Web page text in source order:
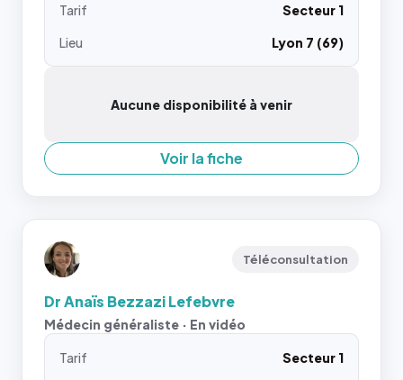
Tarif
Secteur 1
Lieu
Lyon 7 (69)
Aucune disponibilité à venir
Voir la fiche
Téléconsultation
Dr Anaïs Bezzazi Lefebvre
Médecin généraliste · En vidéo
Tarif
Secteur 1